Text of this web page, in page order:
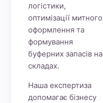
логістики,
оптимізації митного
оформлення та
формування
буферних запасів на
складах.
Наша експертиза
допомагає бізнесу